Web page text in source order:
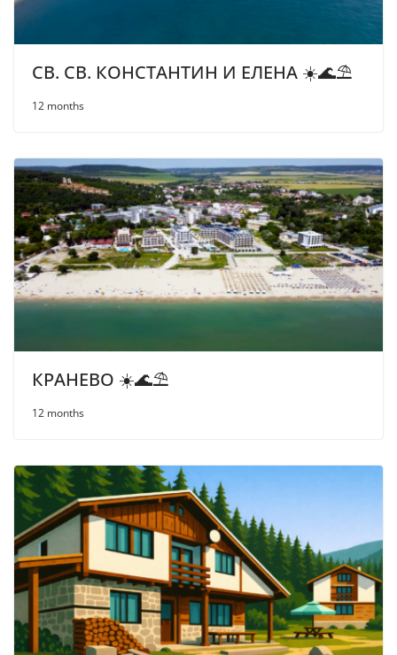
СВ. СВ. КОНСТАНТИН И ЕЛЕНА ☀️🌊⛱
12 months
КРАНЕВО ☀️🌊⛱
12 months